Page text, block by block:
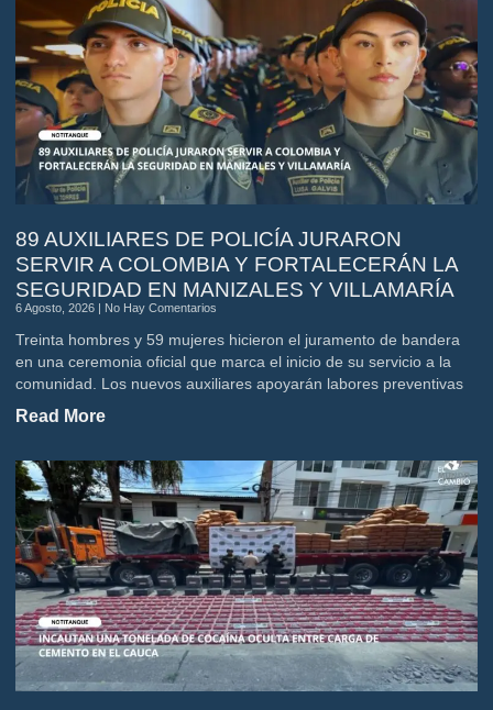
89 AUXILIARES DE POLICÍA JURARON
SERVIR A COLOMBIA Y FORTALECERÁN LA
SEGURIDAD EN MANIZALES Y VILLAMARÍA
6 Agosto, 2026 No Hay Comentarios
Treinta hombres y 59 mujeres hicieron el juramento de bandera
en una ceremonia oficial que marca el inicio de su servicio a la
comunidad. Los nuevos auxiliares apoyarán labores preventivas
Read More